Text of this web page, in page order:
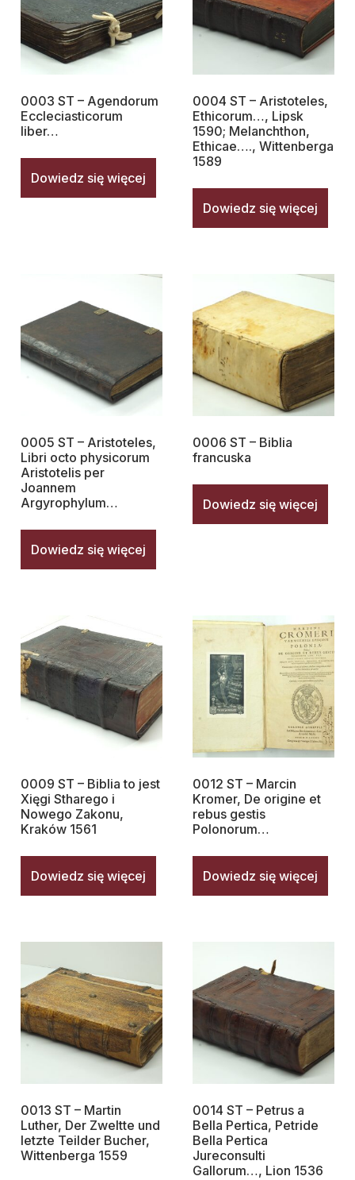
0003 ST – Agendorum
Eccleciasticorum
liber…
Dowiedz się więcej
0004 ST – Aristoteles,
Ethicorum…, Lipsk
1590; Melanchthon,
Ethicae…., Wittenberga
1589
Dowiedz się więcej
0005 ST – Aristoteles,
Libri octo physicorum
Aristotelis per
Joannem
Argyrophylum…
Dowiedz się więcej
0006 ST – Biblia
francuska
Dowiedz się więcej
0009 ST – Biblia to jest
Xięgi Stharego i
Nowego Zakonu,
Kraków 1561
Dowiedz się więcej
0012 ST – Marcin
Kromer, De origine et
rebus gestis
Polonorum…
Dowiedz się więcej
0013 ST – Martin
Luther, Der Zweltte und
letzte Teilder Bucher,
Wittenberga 1559
0014 ST – Petrus a
Bella Pertica, Petride
Bella Pertica
Jureconsulti
Gallorum…, Lion 1536